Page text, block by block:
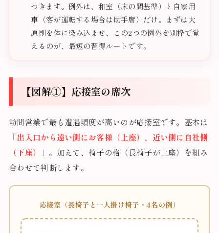
つきます。例外は、和室（床の間基準）と自家用
車（客が運転する場合は助手席）だけ。まずは大
原則を体に染み込ませ、この2つの例外を別枠で覚
えるのが、最短の習得ルートです。
【図解①】応接室の席次
訪問営業で最も遭遇頻度が高いのが応接室です。基本は
「出入口から遠い側にお客様（上座）、近い側に自社側
（下座）」 。加えて、椅子の格（長椅子が上座）を組み
合わせて判断します。
応接室（長椅子と一人掛け椅子・4名の例）